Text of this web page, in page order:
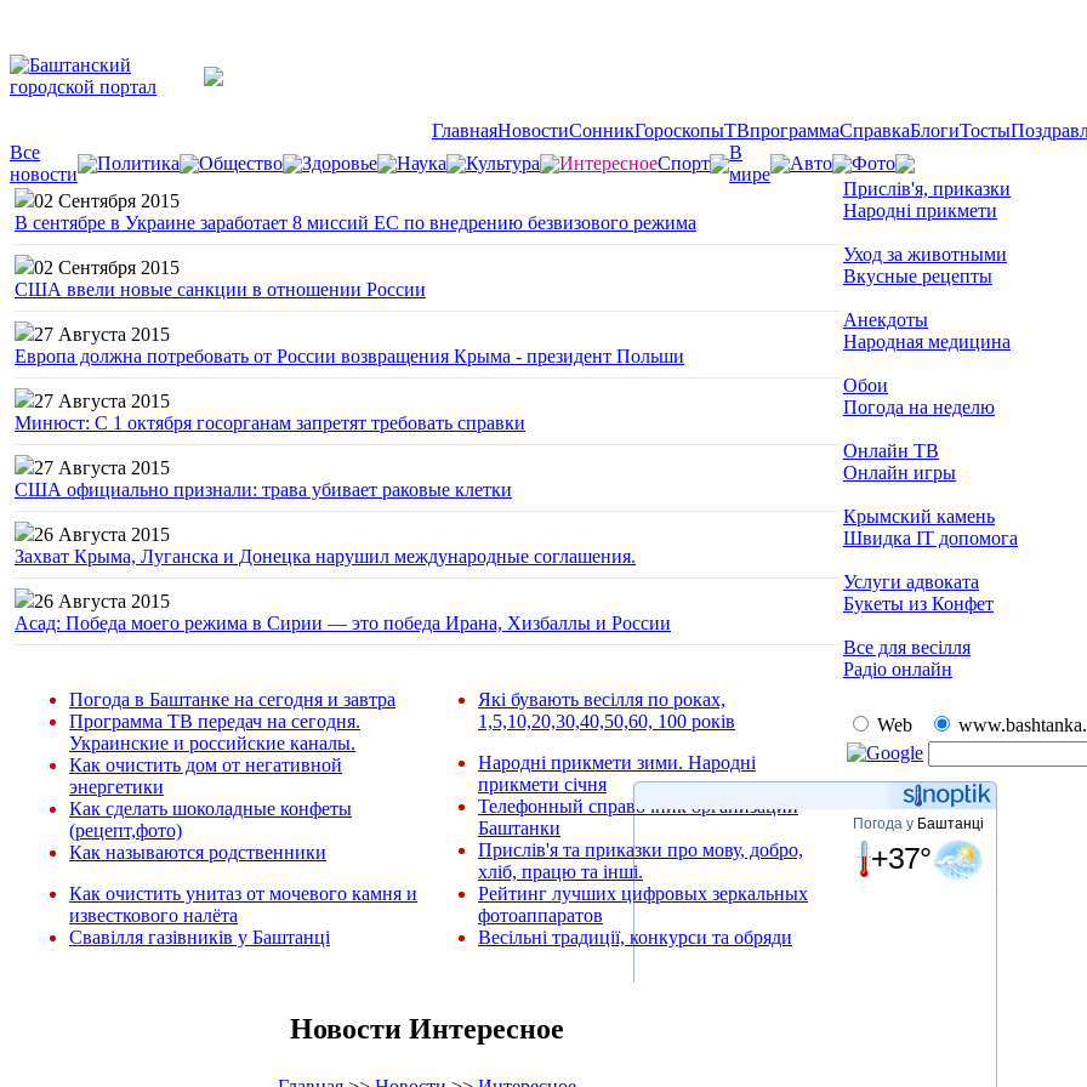
ГлавнаяНовостиСонникГороскопыТВпрограммаСправкаБлогиТосты
Все
новости
Политика Общество Здоровье Наука Культура ИнтересноеСпорт
В
мире
Авто
Фото
02 Сентября 2015
В сентябре в Украине заработает 8 миссий ЕС по внедрению безвизового режима
02 Сентября 2015
США ввели новые санкции в отношении России
27 Августа 2015
Европа должна потребовать от России возвращения Крыма - президент Польши
27 Августа 2015
Минюст: С 1 октября госорганам запретят требовать справки
27 Августа 2015
США официально признали: трава убивает раковые клетки
26 Августа 2015
Захват Крыма, Луганска и Донецка нарушил международные соглашения.
26 Августа 2015
Асад: Победа моего режима в Сирии — это победа Ирана, Хизбаллы и России
Погода в Баштанке на сегодня и завтра
Программа ТВ передач на сегодня.
Украинские и российские каналы.
Как очистить дом от негативной
энергетики
Как сделать шоколадные конфеты
(рецепт,фото)
Как называются родственники
Как очистить унитаз от мочевого камня и
известкового налёта
Свавілля газівників у Баштанці
Які бувають весілля по роках,
1,5,10,20,30,40,50,60, 100 років
Народні прикмети зими. Народні
прикмети січня
Телефонный справочник организаций
Баштанки
Прислів'я та приказки про мову, добро,
хліб, працю та інші.
Рейтинг лучших цифровых зеркальных
фотоаппаратов
Весільні традиції, конкурси та обряди
Новости Интересное
Прислів'я, приказки
Народні прикмети
Уход за животными
Вкусные рецепты
Анекдоты
Народная медицина
Обои
Погода на неделю
Онлайн ТВ
Онлайн игры
Крымский камень
Швидка ІТ допомога
Услуги адвоката
Букеты из Конфет
Все для весілля
Радіо онлайн
Web
Погода у Баштанці
+37°